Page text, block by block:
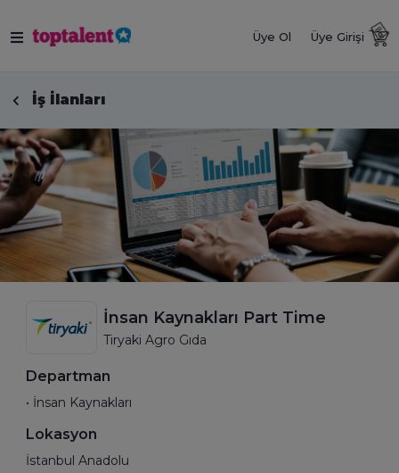
Üye Ol Üye Girişi
İş İlanları
İnsan Kaynakları Part Time
Tiryaki Agro Gıda
Departman
• İnsan Kaynakları
Lokasyon
İstanbul Anadolu